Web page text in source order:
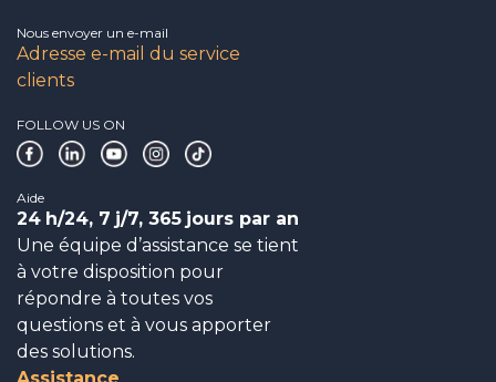
Nous envoyer un e-mail
Adresse e-mail du service
clients
FOLLOW US ON
Aide
24 h/24, 7 j/7, 365 jours par an
Une équipe d’assistance se tient
à votre disposition pour
répondre à toutes vos
questions et à vous apporter
des solutions.